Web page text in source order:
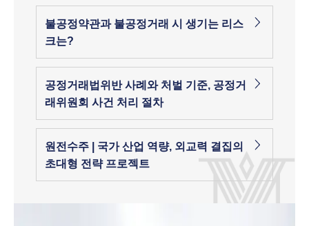
불공정약관과 불공정거래 시 생기는 리스
크는?
공정거래법위반 사례와 처벌 기준, 공정거
래위원회 사건 처리 절차
원전수주 | 국가 산업 역량, 외교력 결집의
초대형 전략 프로젝트